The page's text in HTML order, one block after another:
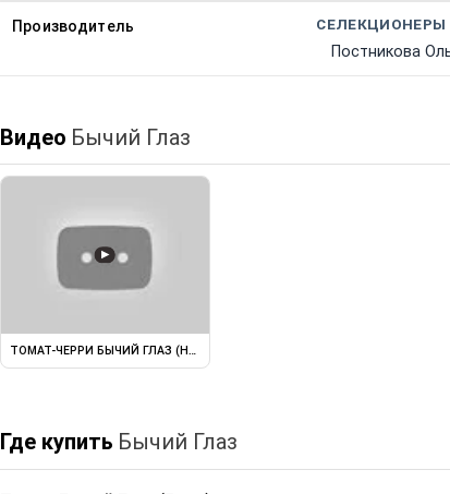
Производитель СЕЛЕКЦИОНЕРЫ
Постникова
Видео Бычий Глаз
▶
ТОМАТ-ЧЕРРИ БЫЧИЙ ГЛАЗ (НАРОДНОЕ ТЕСТИРОВАНИЕ 2020 ...
Где купить Бычий Глаз